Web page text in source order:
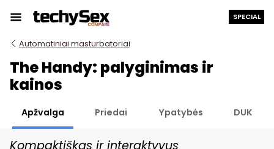
turinio
SPECIAL
Automatiniai masturbatoriai
The Handy: palyginimas ir
kainos
Apžvalga Priedai Ypatybės DUK
Kompaktiškas ir interaktyvus